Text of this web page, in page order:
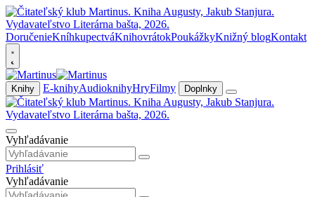
DoručenieKníhkupectváKnihovrátokPoukážkyKnižný blogKontakt
Knihy E-knihyAudioknihyHryFilmy Doplnky
Vyhľadávanie
Prihlásiť
Vyhľadávanie